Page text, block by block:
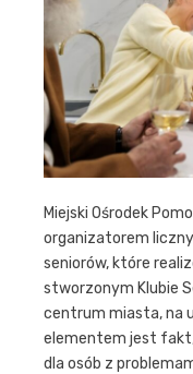
Miejski Ośrodek
organizatorem
seniorów, które
stworzonym Klubie
centrum miasta, na
elementem jest
dla osób z